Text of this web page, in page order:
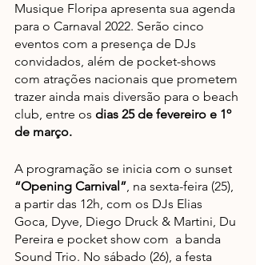
Musique Floripa apresenta sua agenda
para o Carnaval 2022. Serão cinco
eventos com a presença de DJs
convidados, além de pocket-shows
com atrações nacionais que prometem
trazer ainda mais diversão para o beach
club, entre os dias 25 de fevereiro e 1º
de março.
A programação se inicia com o sunset
“Opening Carnival”, na sexta-feira (25),
a partir das 12h, com os DJs Elias
Goca, Dyve, Diego Druck & Martini, Du
Pereira e pocket show com  a banda
Sound Trio. No sábado (26), a festa